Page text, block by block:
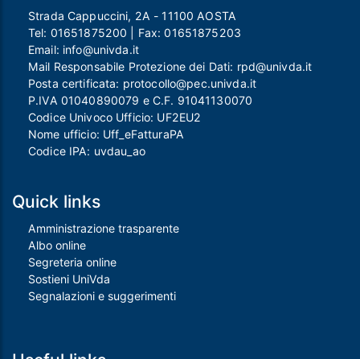
Strada Cappuccini, 2A - 11100 AOSTA
Tel: 01651875200 | Fax:01651875203
Email: info@univda.it
Mail Responsabile Protezione dei Dati: rpd@univda.it
Posta certificata: protocollo@pec.univda.it
P.IVA 01040890079 e C.F. 91041130070
Codice Univoco Ufficio: UF2EU2
Nome ufficio: Uff_eFatturaPA
Codice IPA: uvdau_ao
Quick links
Amministrazione trasparente
Albo online
Segreteria online
Sostieni UniVda
Segnalazioni e suggerimenti